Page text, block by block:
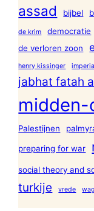
assad bijbel
de krim democratie
de verloren zoon
henry kissinger
jabhat fatah
midden-
Palestijnen
preparing for war
social theory and
turkije vrede